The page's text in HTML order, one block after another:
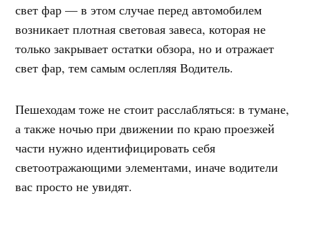
свет фар — в этом случае перед автомобилем
возникает плотная световая завеса, которая не
только закрывает остатки обзора, но и отражает
свет фар, тем самым ослепляя Водитель.
Пешеходам тоже не стоит расслабляться: в тумане,
а также ночью при движении по краю проезжей
части нужно идентифицировать себя
светоотражающими элементами, иначе водители
вас просто не увидят.